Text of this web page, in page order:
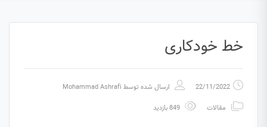
خط خودکاری
22/11/2022 ارسال شده توسط Mohammad Ashrafi
مقالات